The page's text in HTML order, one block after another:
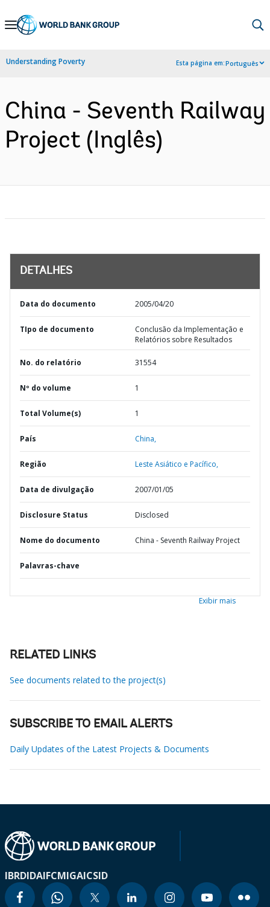
Skip
Navigation
Understanding Poverty Esta página em:Português
China - Seventh Railway
Project (Inglês)
DETALHES
Data do documento 2005/04/20
TIpo de documento
Conclusão da Implementação e
Relatórios sobre Resultados
No. do relatório 31554
Nº do volume 1
Total Volume(s) 1
País China,
Região Leste Asiático e Pacífico,
Data de divulgação 2007/01/05
Disclosure Status Disclosed
Nome do documento China - Seventh Railway Project
Palavras-chave
Exibir mais
RELATED LINKS
See documents related to the project(s)
SUBSCRIBE TO EMAIL ALERTS
Daily Updates of the Latest Projects & Documents
IBRDIDAIFCMIGAICSID